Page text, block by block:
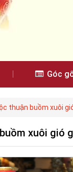
Góc
thuận buồm xuôi
xuôi gió